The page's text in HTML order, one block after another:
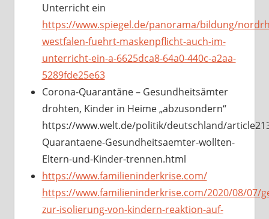
Unterricht ein
https://www.spiegel.de/panorama/bildung/
westfalen-fuehrt-maskenpflicht-auch-im-
unterricht-ein-a-6625dca8-64a0-440c-a2aa-
5289fde25e63
Corona-Quarantäne – Gesundheitsämter
drohten, Kinder in Heime „abzusondern“
https://www.welt.de/politik/deutschland/
Quarantaene-Gesundheitsaemter-wollten-
Eltern-und-Kinder-trennen.html
https://www.familieninderkrise.com/
https://www.familieninderkrise.com/2020/08/07/
zur-isolierung-von-kindern-reaktion-auf-